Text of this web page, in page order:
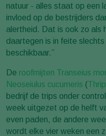
natuur - alles staat op een
invloed op de bestrijders
alertheid. Dat is ook zo als
daartegen is in feite
beschikbaar.”
De roofmijten Transeius
Neoseiulus cucumeris (
bedrijf de trips onder
week uitgezet op de helft
even paden, de andere
wordt elke vier weken een